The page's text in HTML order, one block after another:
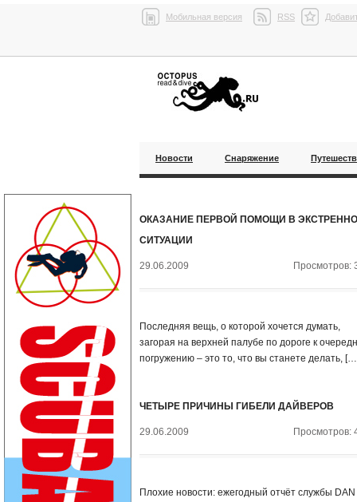
Мобильная версия RSS
Новости Снаряжение
ОКАЗАНИЕ ПЕРВОЙ ПОМОЩИ В
СИТУАЦИИ
29.06.2009 Просмотров:
Последняя вещь, о которой хочется думать,
загорая на верхней палубе по дороге к
погружению – это то, что вы станете делать,
ЧЕТЫРЕ ПРИЧИНЫ ГИБЕЛИ ДАЙВЕРОВ
29.06.2009 Просмотров:
Плохие новости: ежегодный отчёт службы DAN